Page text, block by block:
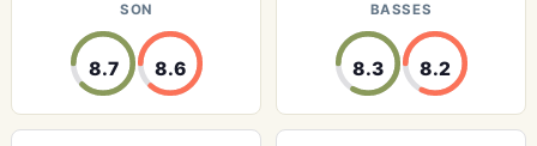
SON
8.7 8.6
BASSES
8.3 8.2